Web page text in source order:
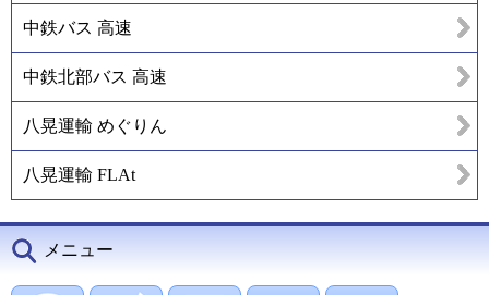
中鉄バス 高速
中鉄北部バス 高速
八晃運輸 めぐりん
八晃運輸 FLAt
メニュー